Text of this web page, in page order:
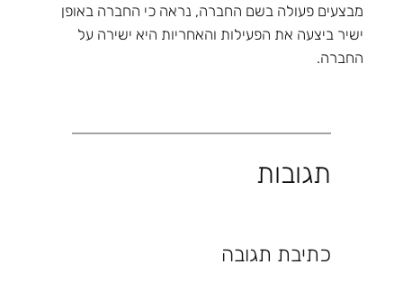
מבצעים פעולה בשם החברה, נראה כי החברה באופן
ישיר ביצעה את הפעילות והאחריות היא ישירה על
החברה.
תגובות
כתיבת תגובה